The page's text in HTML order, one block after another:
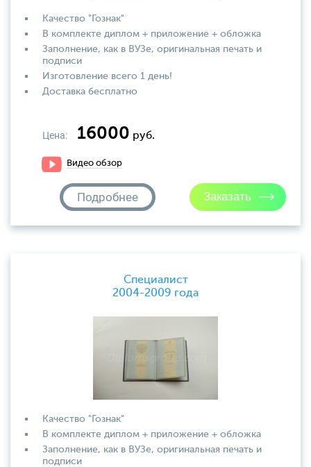
Качество "Гознак"
В комплекте диплом + приложение + обложка
Заполнение, как в ВУЗе, оригинальная печать и
подписи
Изготовление всего 1 день!
Доставка бесплатно
Цена: 16000 руб.
Видео обзор
Подробнее
Специалист
2004-2009 года
Качество "Гознак"
В комплекте диплом + приложение + обложка
Заполнение, как в ВУЗе, оригинальная печать и
подписи